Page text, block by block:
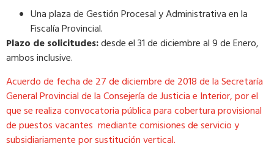
Una plaza de Gestión Procesal y Administrativa en la
Fiscalía Provincial.
Plazo de solicitudes:desde el 31 de diciembre al 9 de Enero,
ambos inclusive.
Acuerdo de fecha de 27 de diciembre de 2018 de la Secretaría
General Provincial de la Consejería de Justicia e Interior, por el
que se realiza convocatoria pública para cobertura provisional
de puestos vacantes mediante comisiones de servicio y
subsidiariamente por sustitución vertical.